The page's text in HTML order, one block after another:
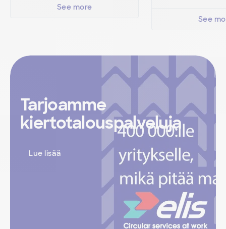
See more
See
Tarjoamme
kiertotalouspalveluja
Lue lisää